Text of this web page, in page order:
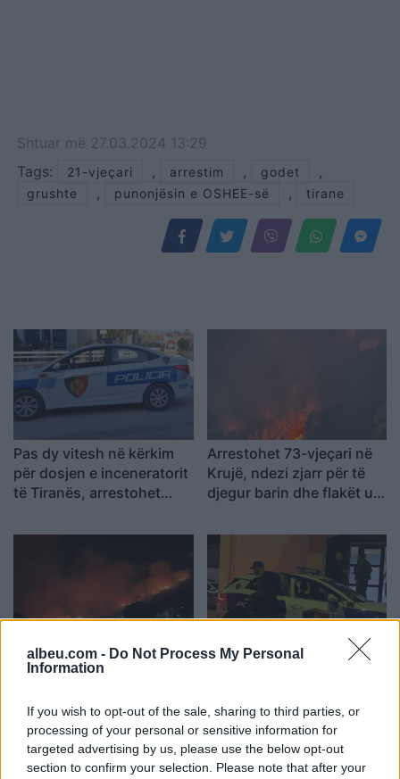
albeu.com - Do Not Process My Personal
Information
If you wish to opt-out of the sale, sharing to third parties, or
processing of your personal or sensitive information for
targeted advertising by us, please use the below opt-out
section to confirm your selection. Please note that after your
Shtuar më 27.03.2024 13:29
Tags:
21-vjeçari , arrestim , godet ,
grushte , punonjësin e OSHEE-së , tirane
Pas dy vitesh në kërkim
për dosjen e inceneratorit
të Tiranës, arrestohet
Palasë
Arrestohet 73-vjeçari në
Krujë, ndezi zjarr për të
djegur barin dhe flakët u
Zjarri në Krujë përhapet
më tej, evakuohen
raportohen shpërthime
armatimesh
Arrestohet pranë banesës